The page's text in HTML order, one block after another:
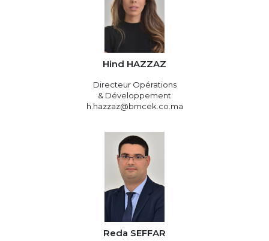
Hind HAZZAZ
Directeur Opérations
& Développement
h.hazzaz@bmcek.co.ma
Reda SEFFAR